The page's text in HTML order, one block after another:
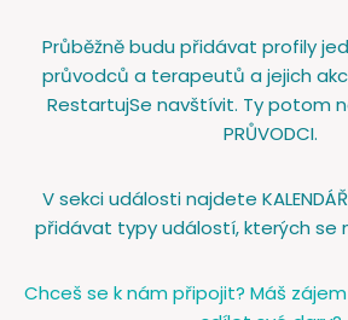
Průběžně budu přidávat profily
průvodců a terapeutů a jejich
RestartujSe navštívit. Ty potom
PRŮVODCI.
V sekci události najdete
přidávat typy událostí, kterých se
Chceš se k nám připojit? Máš